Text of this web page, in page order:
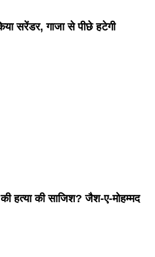
सरेंडर, गाजा से पीछे हटेगी
हत्या की साजिश? जैश-ए-मोहम्मद